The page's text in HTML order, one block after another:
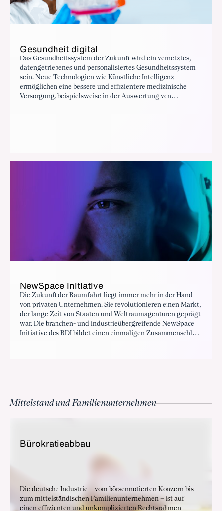
Gesundheit digital
Das Gesundheitssystem der Zukunft wird ein vernetztes,
datengetriebenes und personalisiertes Gesundheitssystem
sein. Neue Technologien wie Künstliche Intelligenz
ermöglichen eine bessere und effizientere medizinische
Versorgung, beispielsweise in der Auswertung von
NewSpace Initiative
Die Zukunft der Raumfahrt liegt immer mehr in der Hand
von privaten Unternehmen. Sie revolutionieren einen Markt,
der lange Zeit von Staaten und Weltraumagenturen geprägt
war. Die branchen- und industrieübergreifende NewSpace
Initiative des BDI bildet einen einmaligen Zusammenschluss
Wirtschaft durch Raumfahrtanwendungen aktiv zu fördern.
Mittelstand und Familienunternehmen
Bü­ro­kra­tie­ab­bau
Die deutsche Industrie – vom börsennotierten Konzern bis
zum mittelständischen Familienunternehmen – ist auf
einen effizienten und unkomplizierten Rechtsrahmen